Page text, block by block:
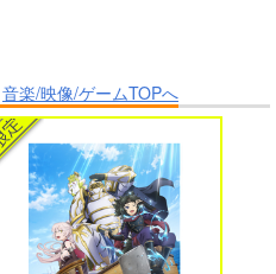
英雄戦記～ 10
異世界から来た君と共に過ごす日常
2
音楽/映像/ゲームTOPへ